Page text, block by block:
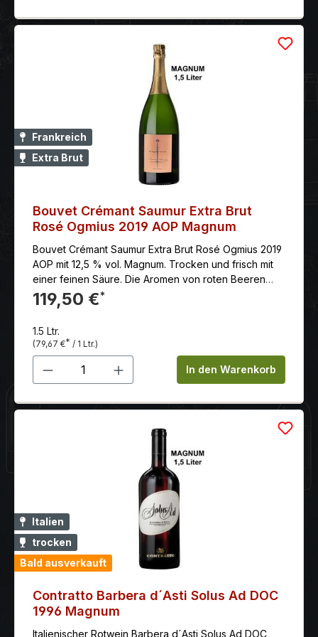
Frankreich
Extra Brut
Bouvet Crémant Saumur Extra Brut
Rosé Ogmius 2019 AOP Magnum
Bouvet Crémant Saumur Extra Brut Rosé Ogmius 2019
AOP mit 12,5 % vol. Magnum. Trocken und frisch mit
einer feinen Säure. Die Aromen von roten Beeren
sind im Vordergrund, ergänzt von Noten von Brioche
und Vanille.
119,50 €*
1.5 Ltr.
(79,67 €* / 1 Ltr.)
Produkt Anzahl: Gib denIn den Warenkorb
Italien
trocken
Bald ausverkauft
Contratto Barbera d´Asti Solus Ad DOC
1996 Magnum
Italienischer Rotwein Barbera d´Asti Solus Ad DOC